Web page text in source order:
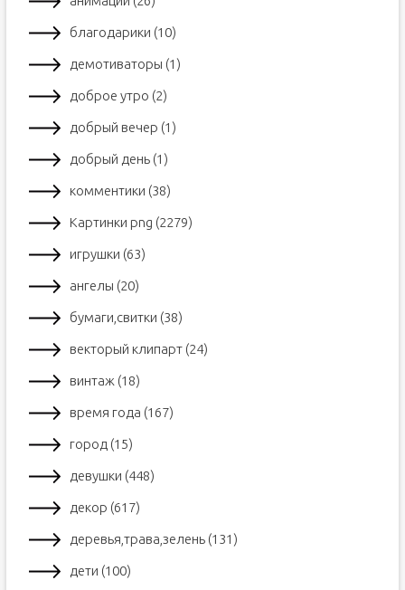
благодарики (10)
демотиваторы (1)
доброе утро (2)
добрый вечер (1)
добрый день (1)
комментики (38)
Картинки png (2279)
игрушки (63)
ангелы (20)
бумаги,свитки (38)
векторый клипарт (24)
винтаж (18)
время года (167)
город (15)
девушки (448)
декор (617)
деревья,трава,зелень (131)
дети (100)